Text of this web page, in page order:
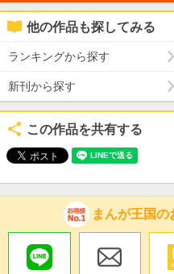
他の作品も探してみる
ランキングから探す
新刊から探す
この作品を共有する
まんが王国の